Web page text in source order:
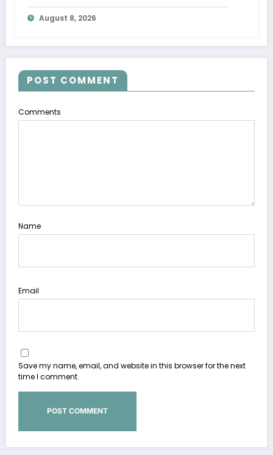
August 8, 2026
POST COMMENT
Comments
Name
Email
Save my name, email, and website in this browser for the next
time I comment.